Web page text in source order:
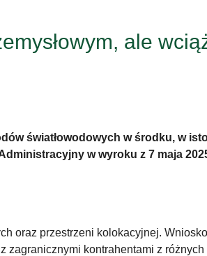
ale
światłowodowych w środku, w
w wyroku z 7 maja
oraz przestrzeni kolokacyjnej.
zagranicznymi kontrahentami z